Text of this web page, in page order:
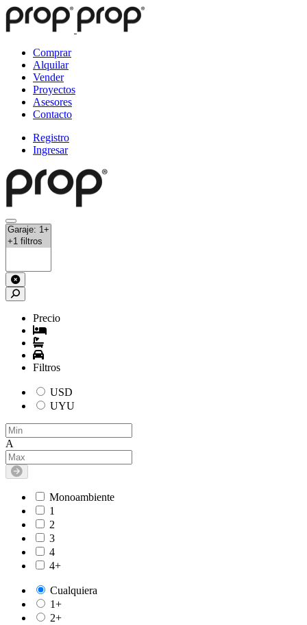
Comprar
Alquilar
Vender
Proyectos
Asesores
Contacto
Registro
Ingresar
Precio
Filtros
USD
UYU
A
Monoambiente
1
2
3
4
4+
Cualquiera
1+
2+